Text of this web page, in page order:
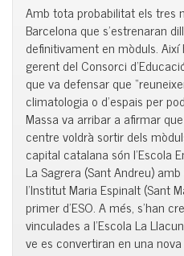
Amb tota probabilitat els tres
Barcelona que s’estrenaran
definitivament en mòduls.
gerent del Consorci
que va defensar que
climatologia o d’espais per
Massa va arribar a afirmar
centre voldrà sortir dels
capital catalana són l’Escola
La Sagrera (Sant Andreu)
l’Institut Maria Espinalt (Sant
primer d’ESO. A més, s’han
vinculades a l’Escola La
ve es convertiran en una